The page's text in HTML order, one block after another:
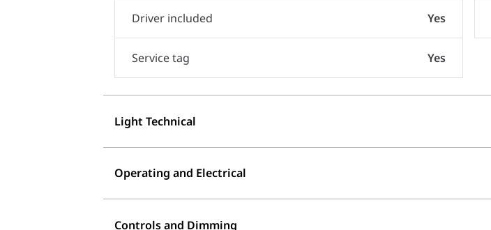
Driver included Yes
Service tag Yes
Light Technical
Operating and Electrical
Controls and Dimming